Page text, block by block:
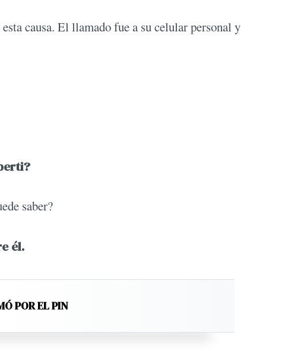
causa. El llamado fue a su celular personal y
saber?
él.
POR EL PIN